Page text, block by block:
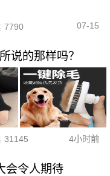
7790 07-15
说的那样吗？
31145 4小时前
会令人期待